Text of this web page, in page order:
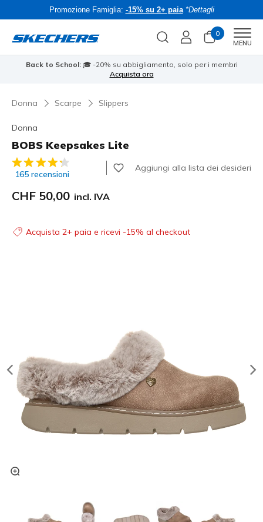
Promozione Famiglia: -15% su 2+ paia *Dettagli
0
MENU
Back to School:🎓 -20% su abbigliamento, solo per i membri
Acquista ora
Donna Scarpe Slippers
Donna
BOBS Keepsakes Lite
Valutazione cliente 4 su 5
165 recensioni
Aggiungi alla lista dei desideri
CHF 50,00 incl. IVA
Acquista 2+ paia e ricevi -15% al checkout